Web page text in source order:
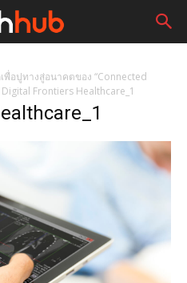
อปูทางสู่อนาคตของ “Connected
Digital Frontiers Healthcare_1